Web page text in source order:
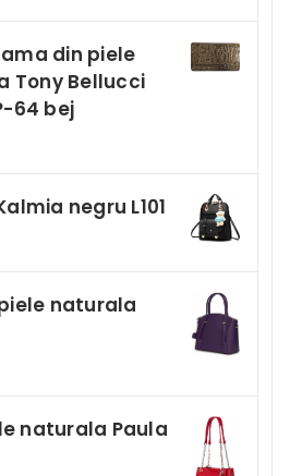
din piele
Tony Bellucci
64 bej
negru L101
naturala
naturala Paula